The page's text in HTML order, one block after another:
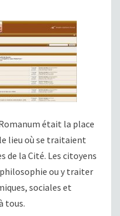
était la place
lieu où se traitaient
la Cité. Les citoyens
ou y traiter
sociales et
tous.